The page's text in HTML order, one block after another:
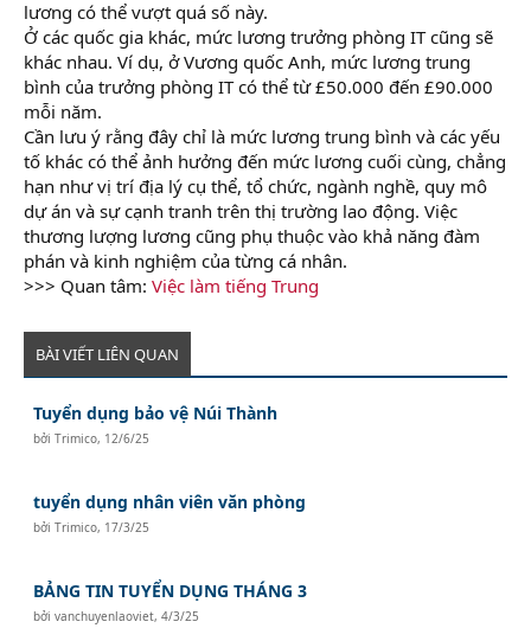
lương có thể vượt quá số này.
Ở các quốc gia khác, mức lương trưởng phòng IT cũng sẽ
khác nhau. Ví dụ, ở Vương quốc Anh, mức lương trung
bình của trưởng phòng IT có thể từ £50.000 đến £90.000
mỗi năm.
Cần lưu ý rằng đây chỉ là mức lương trung bình và các yếu
tố khác có thể ảnh hưởng đến mức lương cuối cùng, chẳng
hạn như vị trí địa lý cụ thể, tổ chức, ngành nghề, quy mô
dự án và sự cạnh tranh trên thị trường lao động. Việc
thương lượng lương cũng phụ thuộc vào khả năng đàm
phán và kinh nghiệm của từng cá nhân.
>>> Quan tâm: Việc làm tiếng Trung
BÀI VIẾT LIÊN QUAN
Tuyển dụng bảo vệ Núi Thành
bởiTrimico, 12/6/25
tuyển dụng nhân viên văn phòng
bởiTrimico, 17/3/25
BẢNG TIN TUYỂN DỤNG THÁNG 3
bởivanchuyenlaoviet,4/3/25